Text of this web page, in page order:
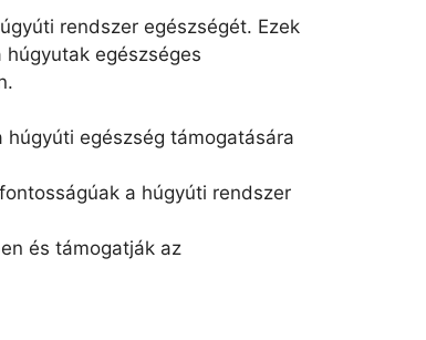
rendszer egészségét. Ezek
egészséges
egészség támogatására
a húgyúti rendszer
és támogatják az